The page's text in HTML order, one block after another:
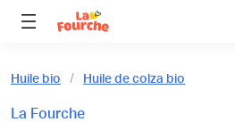
Huile bio Huile de colza bio
La Fourche